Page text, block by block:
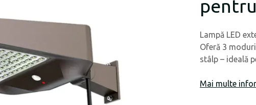
Lampă LED
Oferă 3
stâlp – ideală
Mai multe